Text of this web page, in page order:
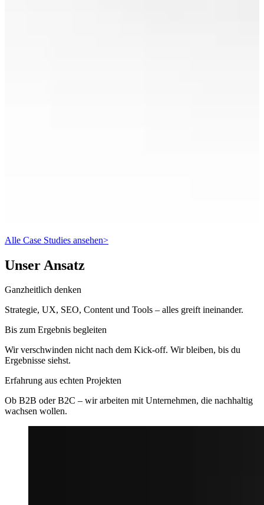
Alle Case Studies ansehen>
Unser Ansatz
Ganzheitlich denken
Strategie, UX, SEO, Content und Tools – alles greift ineinander.
Bis zum Ergebnis begleiten
Wir verschwinden nicht nach dem Kick-off. Wir bleiben, bis du
Ergebnisse siehst.
Erfahrung aus echten Projekten
Ob B2B oder B2C – wir arbeiten mit Unternehmen, die nachhaltig
wachsen wollen.